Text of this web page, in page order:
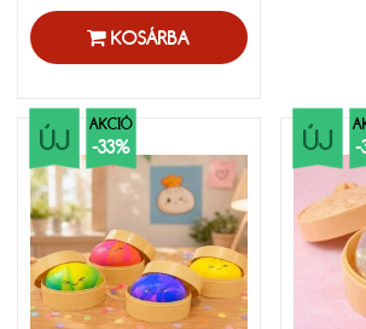
KOSÁRBA
ÚJ AKCIÓ
-33% ÚJ -